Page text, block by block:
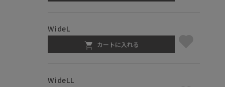
WideL
カートに入れる
WideLL